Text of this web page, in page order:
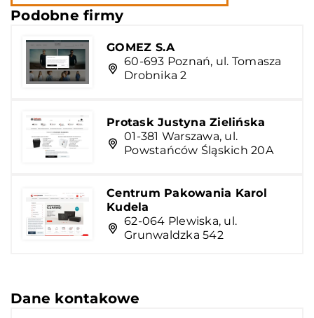
Podobne firmy
GOMEZ S.A
60-693 Poznań, ul. Tomasza
Drobnika 2
Protask Justyna Zielińska
01-381 Warszawa, ul.
Powstańców Śląskich 20A
Centrum Pakowania Karol
Kudela
62-064 Plewiska, ul.
Grunwaldzka 542
Dane kontakowe